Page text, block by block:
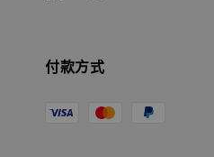
付款方式